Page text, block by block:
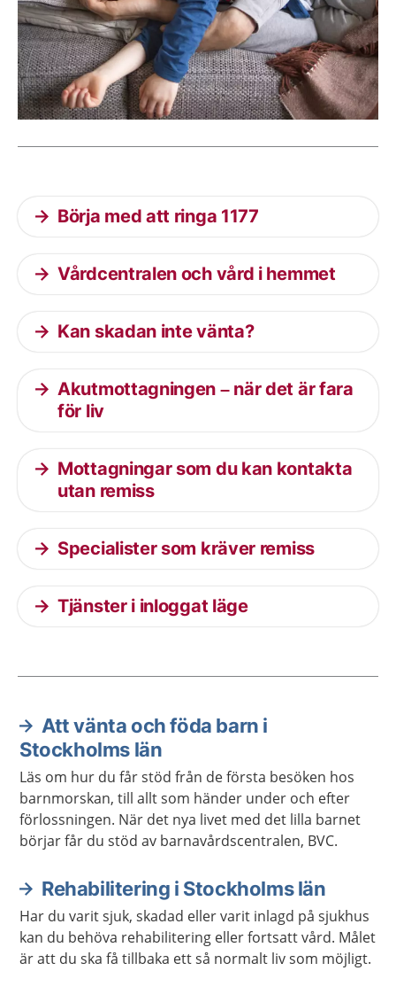
Aktuella artiklar
Börja med att ringa 1177
Vårdcentralen och vård i hemmet
Kan skadan inte vänta?
Akutmottagningen – när det är fara
för liv
Mottagningar som du kan kontakta
utan remiss
Specialister som kräver remiss
Tjänster i inloggat läge
Aktuella artiklar
Att vänta och föda barn i
Stockholms län
Läs om hur du får stöd från de första besöken hos
barnmorskan, till allt som händer under och efter
förlossningen. När det nya livet med det lilla barnet
börjar får du stöd av barnavårdscentralen, BVC.
Rehabilitering i Stockholms län
Har du varit sjuk, skadad eller varit inlagd på sjukhus
kan du behöva rehabilitering eller fortsatt vård. Målet
är att du ska få tillbaka ett så normalt liv som möjligt.